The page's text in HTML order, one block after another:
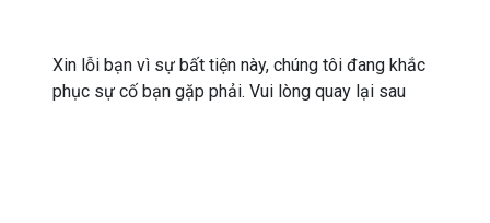
Xin lỗi bạn vì sự bất tiện này, chúng tôi đang khắc
phục sự cố bạn gặp phải. Vui lòng quay lại sau